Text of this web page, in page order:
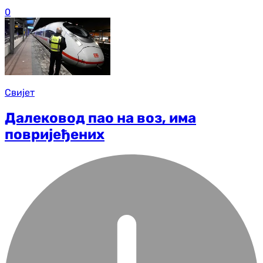
0
Свијет
Далековод пао на воз, има
повријеђених